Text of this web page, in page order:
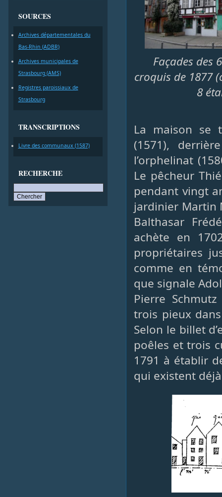
SOURCES
Archives départementales du
Bas-Rhin (ADBR)
Archives municipales de
Strasbourg (AMS)
Registres paroissiaux de
Strasbourg
TRANSCRIPTIONS
Livre des communaux (1587)
RECHERCHE
Façades des
croquis de 1877
8
La maison se
(1571),
l’orphelinat
Le pêcheur
pendant vingt
jardinier Martin
Balthasar
achète en
propriétaires
comme en
que signale
Pierre
trois pieux
Selon le billet
poêles et trois
1791 à établir
qui existent